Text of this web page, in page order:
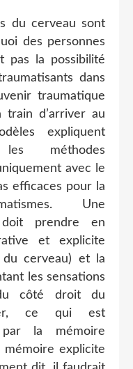
du cerveau sont
des personnes
pas la possibilité
dans
traumatique
d’arriver au
expliquent
méthodes
avec le
efficaces pour la
Une
doit prendre en
et explicite
du cerveau) et la
les sensations
côté droit du
ce qui est
par la mémoire
explicite